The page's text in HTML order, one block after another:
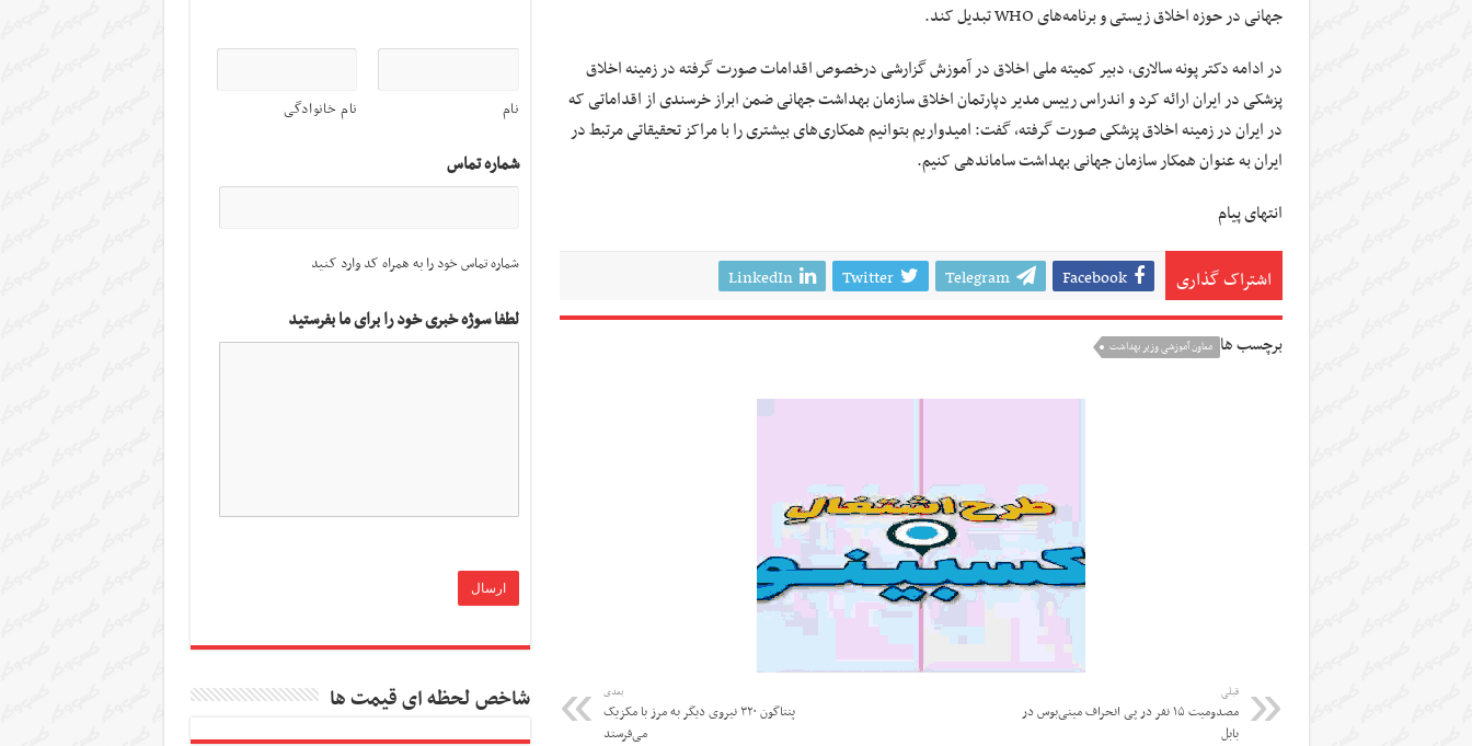
جهانی در حوزه‌ اخلاق زیستی و برنامه‌های WHO تبدیل کند.
در ادامه دکتر پونه سالاری، دبیر کمیته ملی اخلاق در آموزش گزارشی درخصوص اقدامات صورت گرفته در زمینه اخلاق
پزشکی در ایران ارائه کرد و اندراس رییس مدیر دپارتمان اخلاق سازمان بهداشت جهانی ضمن ابراز خرسندی از اقداماتی که
در ایران در زمینه اخلاق پزشکی صورت گرفته، گفت: امیدواریم بتوانیم همکاری‌های بیشتری را با مراکز تحقیقاتی مرتبط در
ایران به عنوان همکار سازمان جهانی بهداشت ساماندهی کنیم.
انتهای پیام
اشتراک گذاری Facebook
Telegram
Twitter
LinkedIn
برچسب ها معاون آموزشی وزیر بهداشت
قبلی
مصدومیت ۱۵ نفر در پی انحراف مینی‌بوس در
بابل
بعدی
پنتاگون ۳۲۰ نیروی دیگر به مرز با مکزیک
می‌فرستد
نام نام خانوادگی
شماره تماس
شماره تماس خود را به همراه کد وارد کنید
لطفا سوژه خبری خود را برای ما بفرستید
شاخص لحظه ای قیمت ها